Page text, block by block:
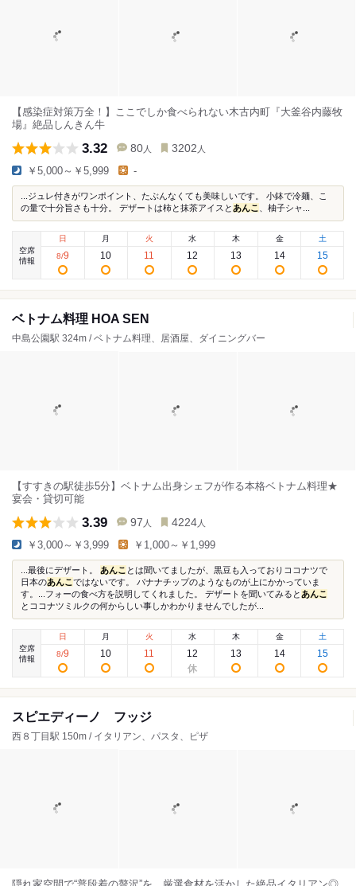
【感染症対策万全！】ここでしか食べられない木古内町『大釜谷内藤牧
場』絶品しんきん牛
3.32 80 人 3202 人
￥5,000～￥5,999 -
...ジュレ付きがワンポイント、たぶんなくても美味しいです。 小鉢で冷麺、こ
の量で十分旨さも十分。 デザートは柿と抹茶アイスと あんこ 、柚子シャ...
空席
情報
日
8/9
月
10
火
11
水
12
木
13
金
14
土
15
ベトナム料理 HOA SEN
中島公園駅 324m / ベトナム料理、居酒屋、ダイニングバー
【すすきの駅徒歩5分】ベトナム出身シェフが作る本格ベトナム料理★
宴会・貸切可能
3.39 97 人 4224 人
￥3,000～￥3,999 ￥1,000～￥1,999
...最後にデザート。 あんこ とは聞いてましたが、黒豆も入っておりココナツで
日本のあんこではないです。 バナナチップのようなものが上にかかっていま
す。...フォーの食べ方を説明してくれました。 デザートを聞いてみると あんこ
とココナツミルクの何からしい事しかわかりませんでしたが...
空席
情報
日
8/9
月
10
火
11
水
12
木
13
金
14
土
15
スピエディーノ フッジ
西８丁目駅 150m / イタリアン、パスタ、ピザ